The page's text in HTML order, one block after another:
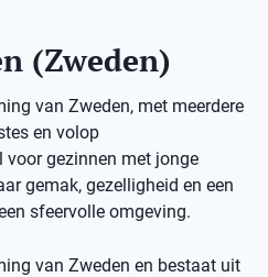
(Zweden)
van Zweden, met meerdere
en volop
voor gezinnen met jonge
gemak, gezelligheid en een
sfeervolle omgeving.
van Zweden en bestaat uit